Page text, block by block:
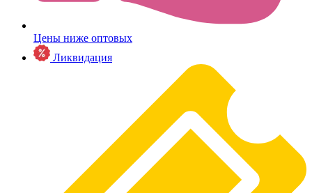
Цены ниже оптовых
Ликвидация